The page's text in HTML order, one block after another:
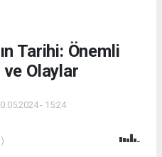
Tarihi: Önemli
Olaylar
- 15:24